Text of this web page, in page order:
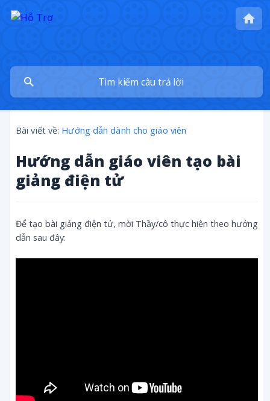
Bài viết về: Hướng dẫn dành cho giáo viên
Hướng dẫn giáo viên tạo bài
giảng điện tử
Để tạo bài giảng điện tử, mời Thầy/cô thực hiện theo hướng
dẫn sau đây: